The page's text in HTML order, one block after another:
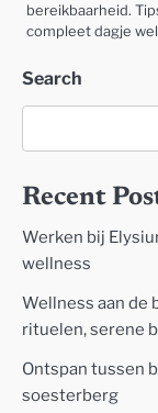
bereikbaarheid.
compleet dagje
Search
Recent
Werken bij
wellness
Wellness aan de
rituelen, serene
Ontspan tussen
soesterberg